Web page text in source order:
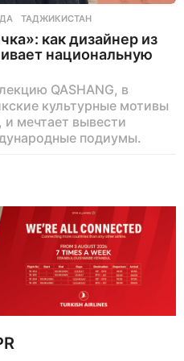
,ТАДЖИКИСТАН
как дизайнер из
национальную
QASHANG, в
культурные мотивы
мечтает вывести
подиумы.